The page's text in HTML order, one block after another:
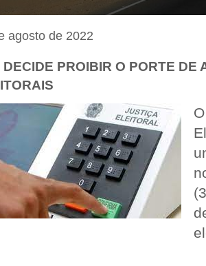
agosto de 2022
DECIDE PROIBIR O PORTE DE